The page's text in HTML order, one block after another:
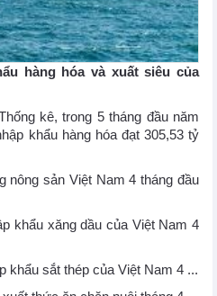
hàng hóa và xuất siêu của
kê, trong 5 tháng đầu năm
khẩu hàng hóa đạt 305,53 tỷ
nông sản Việt Nam 4 tháng đầu
khẩu xăng dầu của Việt Nam 4
khẩu sắt thép của Việt Nam 4 ...